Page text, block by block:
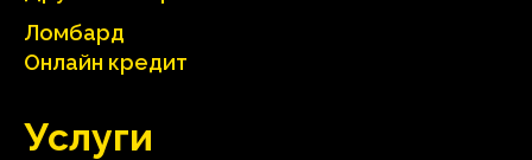
Ломбард
Онлайн кредит
Услуги